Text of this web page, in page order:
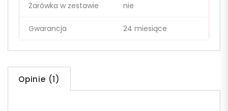
Żarówka w zestawie nie
Gwarancja 24 miesiące
Opinie (1)